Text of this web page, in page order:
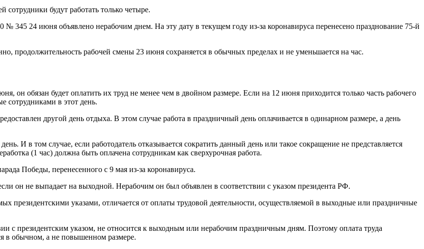
сотрудники будут работать только четыре.
№ 345 24 июня объявлено нерабочим днем. На эту дату в текущем году из-за коронавируса перенесено празднование 75-й
продолжительность рабочей смены 23 июня сохраняется в обычных пределах и не уменьшается на час.
он обязан будет оплатить их труд не менее чем в двойном размере. Если на 12 июня приходится только часть рабочего
сотрудниками в этот день.
другой день отдыха. В этом случае работа в праздничный день оплачивается в одинарном размере, а день
И в том случае, если работодатель отказывается сократить данный день или такое сокращение не представляется
(1 час) должна быть оплачена сотрудникам как сверхурочная работа.
Победы, перенесенного с 9 мая из-за коронавируса.
он не выпадает на выходной. Нерабочим он был объявлен в соответствии с указом президента РФ.
президентскими указами, отличается от оплаты трудовой деятельности, осуществляемой в выходные или праздничные
с президентским указом, не относится к выходным или нерабочим праздничным дням. Поэтому оплата труда
в обычном, а не повышенном размере.